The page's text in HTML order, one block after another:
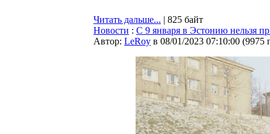
Читать дальше... | 825 байт
Новости : С 9 января в Эстонию нельзя
Автор: LeRoy в 08/01/2023 07:10:00 (9975